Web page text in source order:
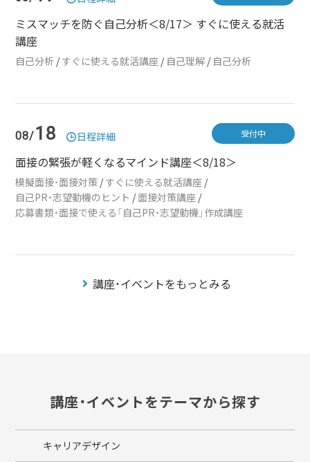
ミスマッチを防ぐ自己分析＜8/17＞ すぐに使える就活
講座
自己分析 /すぐに使える就活講座 / 自己理解 / 自己分析
08/18 日程詳細
面接の緊張が軽くなるマインド講座＜8/18＞
模擬面接・面接対策 /すぐに使える就活講座 /
自己PR・志望動機のヒント /面接対策講座 /
応募書類・面接で使える「自己PR・志望動機」作成講座
受付中
講座・イベントをもっとみる
講座・イベントをテーマから探す
キャリアデザイン